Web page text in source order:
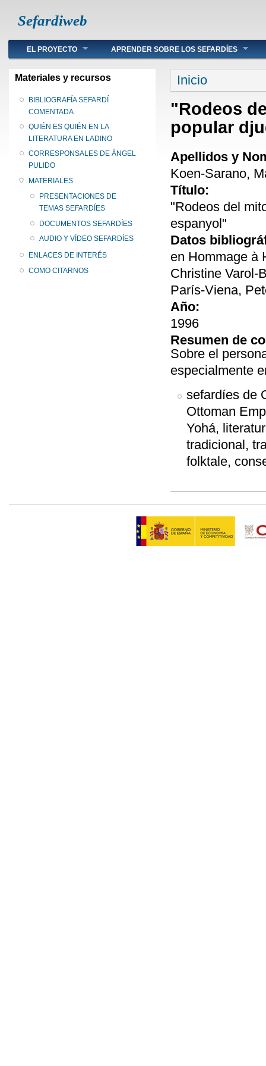
Sefardiweb
Main menu
EL PROYECTO APRENDER SOBRE LOS SEFARDÍES
Materiales y recursos
BIBLIOGRAFÍA SEFARDÍ
COMENTADA
QUIÉN ES QUIÉN EN LA
LITERATURA EN LADINO
CORRESPONSALES DE ÁNGEL
PULIDO
MATERIALES
PRESENTACIONES DE
TEMAS SEFARDÍES
DOCUMENTOS SEFARDÍES
AUDIO Y VÍDEO SEFARDÍES
ENLACES DE INTERÉS
COMO CITARNOS
Se encuentra
Inicio
"Rodeos
popular
Apellidos y
Koen-Sarano,
Título:
"Rodeos del
espanyol"
Datos
en Hommage à
Christine Varol-
París-Viena,
Año:
1996
Resumen de
Sobre el
especialmente
sefardíes de
Ottoman
Yohá,
tradicional,
folktale,